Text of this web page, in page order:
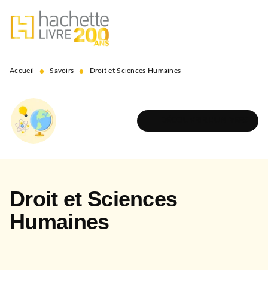
MENU RECHERCHE
PIED DE PAGE
Accueil • Savoirs • Droit et Sciences Humaines
Droit et Sciences
Humaines